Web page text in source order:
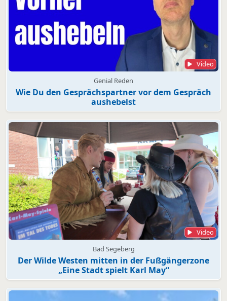
Video
Genial Reden
Wie Du den Gesprächspartner vor dem Gespräch
aushebelst
Video
Bad Segeberg
Der Wilde Westen mitten in der Fußgängerzone
„Eine Stadt spielt Karl May“